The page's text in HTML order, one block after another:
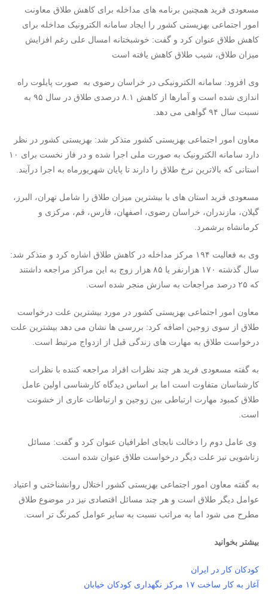
مسعودی فرید همچنین برنامه های مداخله برای کاهش طلاق معاونت
امور اجتماعی بهزیستی کشور را ایجاد سامانه الکترونیک مداخله برای
کاهش طلاق عنوان کرد و گفت: خوشبختانه امسال علی رغم افزایش
میزان طلاق، شیب طلاق کاهش یافته است
وی افزود: سامانه الکترونیکی در خراسان رضوی به صورت پایلوت راه
اندازی شده است و آمارها از کاهش ۸.۱ درصدی طلاق در سال ۹۵ به
نسبت سال ۹۴ گواهی می دهد.
معاون امور اجتماعی بهزیستی کشور متذکر شد: بهزیستی کشور در نظر
دارد سامانه الکترونیک به صورت ملی اجرا شده و در فاز نخست برای ۱۰
استانی که بالاترین نرخ طلاق را دارند تا پایان شهریورماه به اجرا درآیند.
مسعودی فرید استان های با بیشترین میزان طلاق را شامل تهران، البرز،
گیلان، مازندران، خراسان رضوی، اصفهان، فارس، قم، مرکزی و
کرمانشاه برشمرد.
وی به فعالیت ۱۹۴ مرکز مداخله در کاهش طلاق اشاره کرد و متذکر شد:
سال گذشته ۱۷۰ هزارنفر یا ۸۵ هزار زوج به این مراکز مراجعه داشتند
که ۲۵ درصد مراجعات به سازش منجر شده است.
معاون امور اجتماعی بهزیستی کشور در مورد بیشترین علت درخواست
طلاق از سوی زوجین اضافه کرد: بررسی ها نشان می دهد بیشترین علت
درخواست طلاق به مهارت های زندگی قبل از ازدواج مرتبط است.
به گفته مسعودی فرید هر چند نظرات افراد مراجعه کننده با نظرات
کارشناسان متفاوت است اما بر اساس دیدگاه کارشناسی اولین عامل
طلاق کمبود مهارت ارتباطی بین زوجین و ارتباطات عاری از خشونت
است.
وی عامل دوم را دخالت نابجای اطرافیان عنوان کرد و گفت: مسائل
زناشویی نیز علت دیگر درخواست طلاق عنوان شده است.
به گفته معاون امور اجتماعی بهزیستی کشور اختلال روانشناختی و اعتیاد
عوامل دیگر طلاق است و هر چند مسائل اقتصادی نیز در موضوع طلاق
مطرح می شود اما به مراتب نسبت به سایر عوامل کمرنگ تر است.
بیشتر بخوانید
کودکان کار در ایران
آغاز به کار ساخت ۱۷ مرکز نگهداری کودکان خیابان